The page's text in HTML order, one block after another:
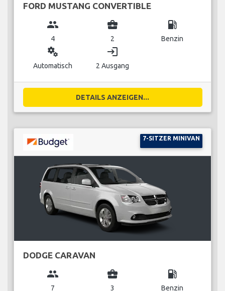
FORD MUSTANG CONVERTIBLE
group
4
business_center
2
local_gas_station
Benzin
miscellaneous_services
Automatisch
login
2 Ausgang
DETAILS ANZEIGEN...
7-SITZER MINIVAN
DODGE CARAVAN
group
7
business_center
3
local_gas_station
Benzin